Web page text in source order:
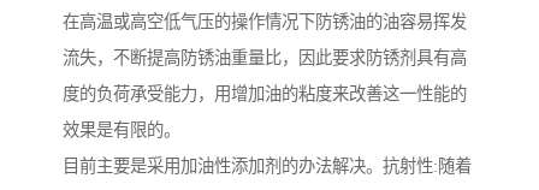
在高温或高空低气压的操作情况下防锈油的油容易挥发
流失，不断提高防锈油重量比，因此要求防锈剂具有高
度的负荷承受能力，用增加油的粘度来改善这一性能的
效果是有限的。
目前主要是采用加油性添加剂的办法解决。抗射性:随着